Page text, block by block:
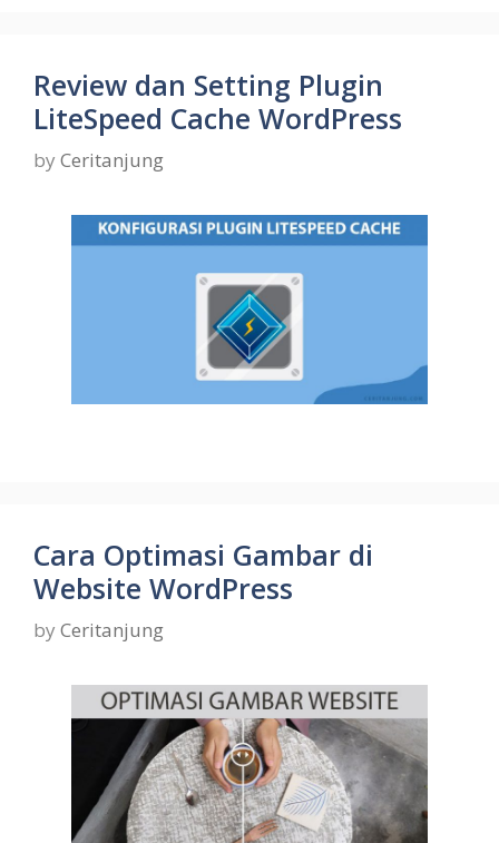
Review dan Setting Plugin
LiteSpeed Cache WordPress
by Ceritanjung
Cara Optimasi Gambar di
Website WordPress
by Ceritanjung